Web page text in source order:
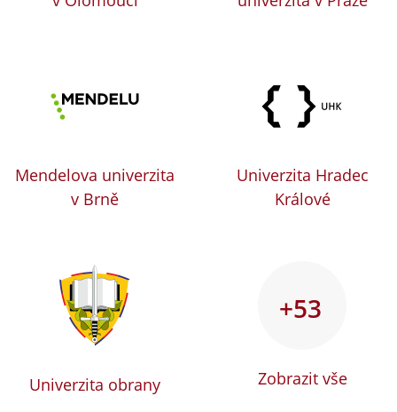
Mendelova univerzita
v Brně
Univerzita Hradec
Králové
Univerzita obrany
+53
Zobrazit vše